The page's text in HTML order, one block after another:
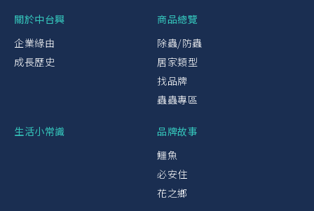
關於中台興
企業緣由
成長歷史
商品總覽
除蟲/防蟲
居家類型
找品牌
蟲蟲專區
生活小常識
品牌故事
鱷魚
必安住
花之鄉